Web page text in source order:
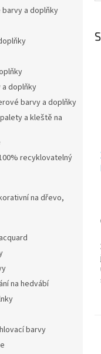
a doplňky
doplňky
barvy a doplňky
a kleště na
recyklovatelný
na dřevo,
na hedvábí
barvy